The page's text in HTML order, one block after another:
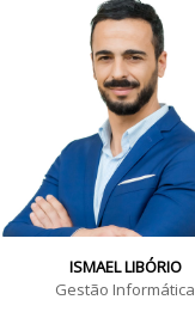
ISMAEL LIBÓRIO
Gestão Informática